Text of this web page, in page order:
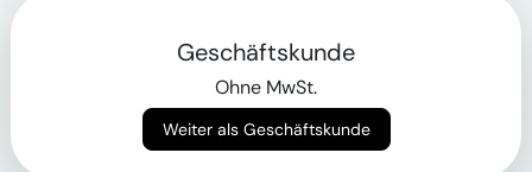
Geschäftskunde
Ohne MwSt.
Weiter als Geschäftskunde